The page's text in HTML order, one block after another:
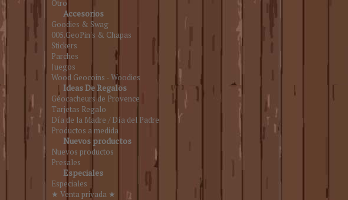
Otro
Accesorios
Goodies & Swag
005.GeoPin's & Chapas
Stickers
Parches
Juegos
Wood Geocoins - Woodies
Ideas De Regalos
Géocacheurs de Provence
Tarjetas Regalo
Día de la Madre / Día del Padre
Productos a medida
Nuevos productos
Nuevos productos
Presales
Especiales
Especiales
★ Venta privada ★